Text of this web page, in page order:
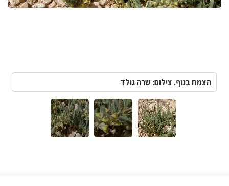
הצמח בנוף. צילום: שרה גולד